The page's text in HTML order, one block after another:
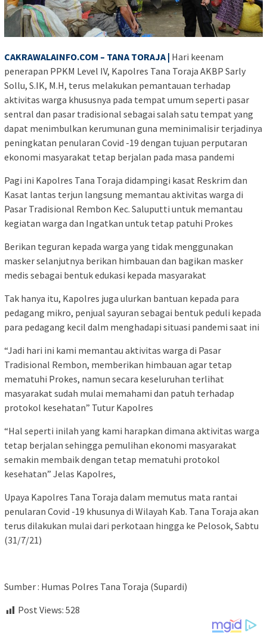
CAKRAWALAINFO.COM – TANA TORAJA | Hari keenam
penerapan PPKM Level IV, Kapolres Tana Toraja AKBP Sarly
Sollu, S.IK, M.H, terus melakukan pemantauan terhadap
aktivitas warga khususnya pada tempat umum seperti pasar
sentral dan pasar tradisional sebagai salah satu tempat yang
dapat menimbulkan kerumunan guna meminimalisir terjadinya
peningkatan penularan Covid -19 dengan tujuan perputaran
ekonomi masyarakat tetap berjalan pada masa pandemi
Pagi ini Kapolres Tana Toraja didampingi kasat Reskrim dan
Kasat lantas terjun langsung memantau aktivitas warga di
Pasar Tradisional Rembon Kec. Saluputti untuk memantau
kegiatan warga dan Ingatkan untuk tetap patuhi Prokes
Berikan teguran kepada warga yang tidak menggunakan
masker selanjutnya berikan himbauan dan bagikan masker
medis sebagai bentuk edukasi kepada masyarakat
Tak hanya itu, Kapolres juga ulurkan bantuan kepada para
pedagang mikro, penjual sayuran sebagai bentuk peduli kepada
para pedagang kecil dalm menghadapi situasi pandemi saat ini
“Jadi hari ini kami memantau aktivitas warga di Pasar
Tradisional Rembon, memberikan himbauan agar tetap
mematuhi Prokes, namun secara keseluruhan terlihat
masyarakat sudah mulai memahami dan patuh terhadap
protokol kesehatan” Tutur Kapolres
“Hal seperti inilah yang kami harapkan dimana aktivitas warga
tetap berjalan sehingga pemulihan ekonomi masyarakat
semakin membaik dengan tetap mematuhi protokol
kesehatan” Jelas Kapolres,
Upaya Kapolres Tana Toraja dalam memutus mata rantai
penularan Covid -19 khusunya di Wilayah Kab. Tana Toraja akan
terus dilakukan mulai dari perkotaan hingga ke Pelosok, Sabtu
(31/7/21)
Sumber : Humas Polres Tana Toraja (Supardi)
Post Views: 528